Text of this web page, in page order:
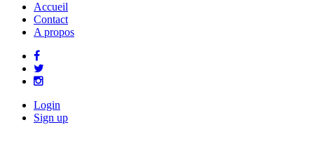
Accueil
Contact
A propos
Login
Sign up